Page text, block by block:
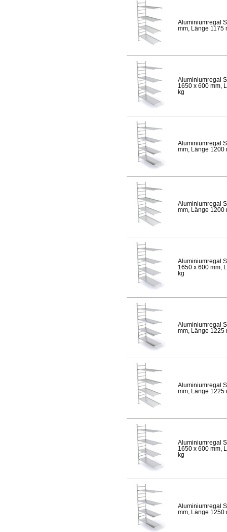
Aluminiumregal
mm, Länge 1175
Aluminiumregal
1650 x 600 mm,
kg
Aluminiumregal
mm, Länge 1200
Aluminiumregal
mm, Länge 1200
Aluminiumregal
1650 x 600 mm,
kg
Aluminiumregal
mm, Länge 1225
Aluminiumregal
mm, Länge 1225
Aluminiumregal
1650 x 600 mm,
kg
Aluminiumregal
mm, Länge 1250